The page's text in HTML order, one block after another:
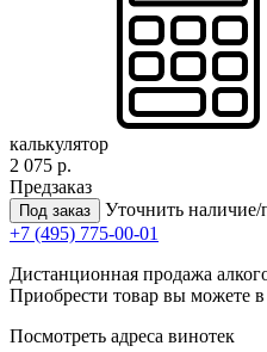
калькулятор
2 075 р.
Предзаказ
Под заказ
Уточнить наличие/
+7 (495) 775-00-01
Дистанционная продажа
Приобрести товар вы можете
Посмотреть адреса винотек